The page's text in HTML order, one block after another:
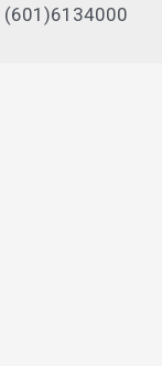
(601)6134000